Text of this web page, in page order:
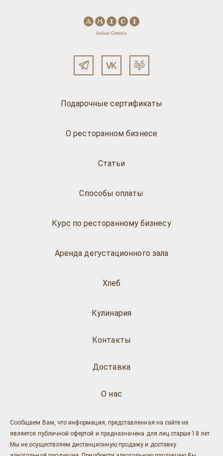
Подарочные сертификаты
О ресторанном бизнесе
Статьи
Способы оплаты
Курс по ресторанному бизнесу
Аренда дегустационного зала
Хлеб
Кулинария
О нас
Доставка
Контакты
Сообщаем Вам, что информация, представленная на сайте не
является публичной офертой и предназначена для лиц старше 18 лет.
Мы не осуществляем дистанционную продажу и доставку